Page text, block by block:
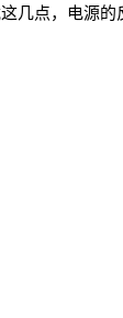
几点，电源的